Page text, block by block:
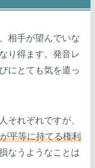
相手が望んでいな
り得ます。発音レ
にとても気を遣っ
それぞれですが、
平等に持てる権利
なうようなことは